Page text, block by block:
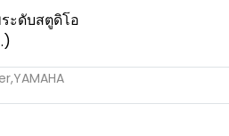
ะดับสตูดิโอ
,YAMAHA